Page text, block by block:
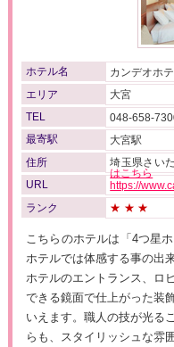
ホテル名
カンデオホ
エリア
大宮
TEL
048-658-
最寄駅
大宮駅
住所
埼玉県さい
はこちら
URL
https://
ランク
★★★
こちらのホテルは「4つ星
ホテルでは体感する事の出
ホテルのエントランス、ロ
できる鏡面で仕上がった装
いえます。職人の技が光る
らも、スタイリッシュな雰